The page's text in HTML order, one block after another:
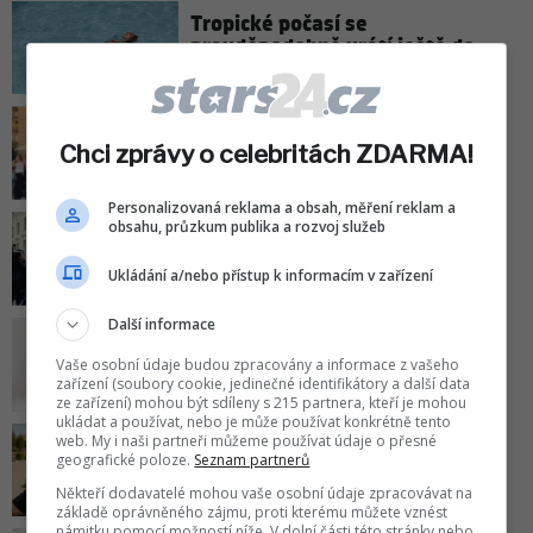
Tropické počasí se
pravděpodobně vrátí ještě do
konce týdne!
incident na oslavě! Odnesla to
zahájení trestního řízení!
Hrad dělá tajnosti, unikla ale
fotka!
Honza Musil přiznal těžké
rozhodnutí: Roky se připravoval,
stejně to nebylo lehké!
Chci zprávy o celebritách ZDARMA!
Personalizovaná reklama a obsah, měření reklam a
obsahu, průzkum publika a rozvoj služeb
Ukládání a/nebo přístup k informacím v zařízení
Další informace
Vaše osobní údaje budou zpracovány a informace z vašeho
zařízení (soubory cookie, jedinečné identifikátory a další data
ze zařízení) mohou být sdíleny s 215 partnera, kteří je mohou
ukládat a používat, nebo je může používat konkrétně tento
web. My i naši partneři můžeme používat údaje o přesné
geografické poloze. Seznam partnerů
Někteří dodavatelé mohou vaše osobní údaje zpracovávat na
základě oprávněného zájmu, proti kterému můžete vznést